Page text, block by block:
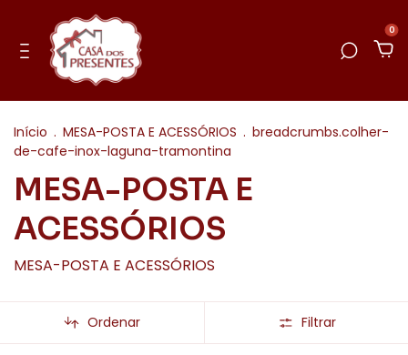
0
Início . MESA-POSTA E ACESSÓRIOS . breadcrumbs.colher-
de-cafe-inox-laguna-tramontina
MESA-POSTA E
ACESSÓRIOS
MESA-POSTA E ACESSÓRIOS
Ordenar Filtrar